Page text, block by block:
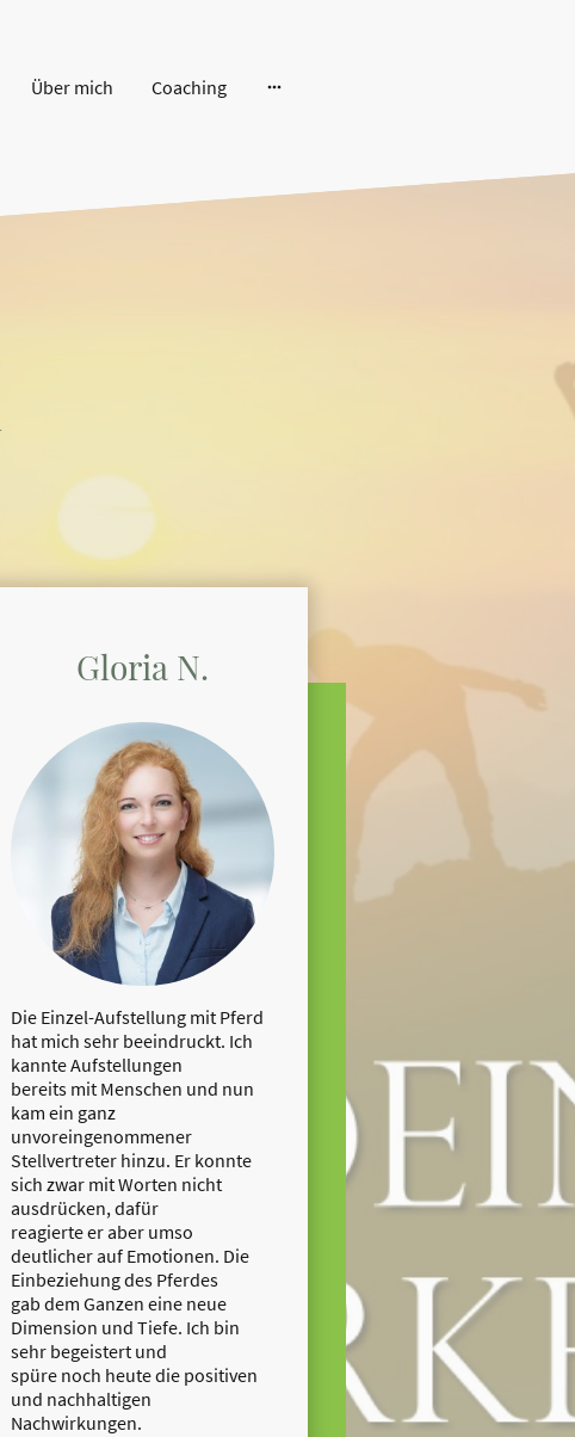
Über mich Coaching
Gloria N.
Die Einzel-Aufstellung mit Pferd
hat mich sehr beeindruckt. Ich
kannte Aufstellungen
bereits mit Menschen und nun
kam ein ganz
unvoreingenommener
Stellvertreter hinzu. Er konnte
sich zwar mit Worten nicht
ausdrücken, dafür
reagierte er aber umso
deutlicher auf Emotionen. Die
Einbeziehung des Pferdes
gab dem Ganzen eine neue
Dimension und Tiefe. Ich bin
sehr begeistert und
spüre noch heute die positiven
und nachhaltigen
Nachwirkungen.